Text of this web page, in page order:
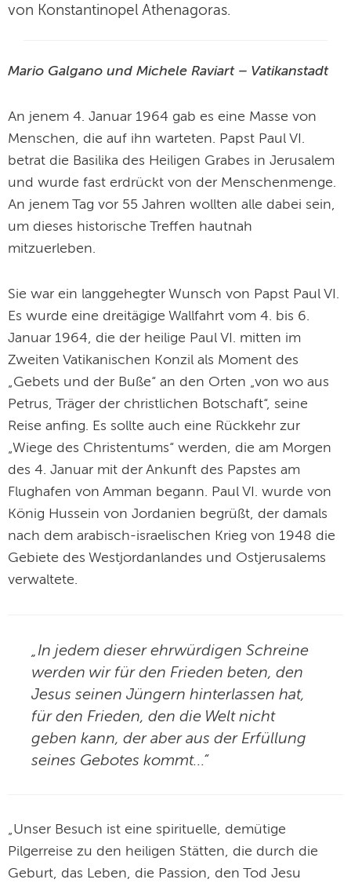
von Konstantinopel Athenagoras.
Mario Galgano und Michele Raviart – Vatikanstadt
An jenem 4. Januar 1964 gab es eine Masse von
Menschen, die auf ihn warteten. Papst Paul VI.
betrat die Basilika des Heiligen Grabes in Jerusalem
und wurde fast erdrückt von der Menschenmenge.
An jenem Tag vor 55 Jahren wollten alle dabei sein,
um dieses historische Treffen hautnah
mitzuerleben.
Sie war ein langgehegter Wunsch von Papst Paul VI.
Es wurde eine dreitägige Wallfahrt vom 4. bis 6.
Januar 1964, die der heilige Paul VI. mitten im
Zweiten Vatikanischen Konzil als Moment des
„Gebets und der Buße“ an den Orten „von wo aus
Petrus, Träger der christlichen Botschaft“, seine
Reise anfing. Es sollte auch eine Rückkehr zur
„Wiege des Christentums“ werden, die am Morgen
des 4. Januar mit der Ankunft des Papstes am
Flughafen von Amman begann. Paul VI. wurde von
König Hussein von Jordanien begrüßt, der damals
nach dem arabisch-israelischen Krieg von 1948 die
Gebiete des Westjordanlandes und Ostjerusalems
verwaltete.
„In jedem dieser ehrwürdigen Schreine
werden wir für den Frieden beten, den
Jesus seinen Jüngern hinterlassen hat,
für den Frieden, den die Welt nicht
geben kann, der aber aus der Erfüllung
seines Gebotes kommt...“
„Unser Besuch ist eine spirituelle, demütige
Pilgerreise zu den heiligen Stätten, die durch die
Geburt, das Leben, die Passion, den Tod Jesu